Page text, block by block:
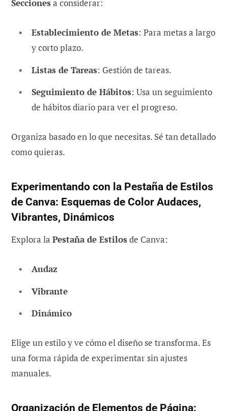
Secciones a considerar:
Establecimiento de Metas: Para metas a largo
y corto plazo.
Listas de Tareas: Gestión de tareas.
Seguimiento de Hábitos: Usa un seguimiento
de hábitos diario para ver el progreso.
Organiza basado en lo que necesitas. Sé tan detallado
como quieras.
Experimentando con la Pestaña de Estilos
de Canva: Esquemas de Color Audaces,
Vibrantes, Dinámicos
Explora la Pestaña de Estilos de Canva:
Audaz
Vibrante
Dinámico
Elige un estilo y ve cómo el diseño se transforma. Es
una forma rápida de experimentar sin ajustes
manuales.
Organización de Elementos de Página: